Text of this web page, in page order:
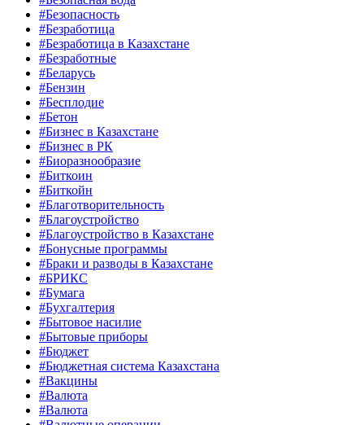
#Безопасность
#Безработица
#Безработица в Казахстане
#Безработные
#Беларусь
#Бензин
#Бесплодие
#Бетон
#Бизнес в Казахстане
#Бизнес в РК
#Биоразнообразие
#Биткоин
#Биткойн
#Благотворительность
#Благоустройство
#Благоустройство в Казахстане
#Бонусные программы
#Браки и разводы в Казахстане
#БРИКС
#Бумага
#Бухгалтерия
#Бытовое насилие
#Бытовые приборы
#Бюджет
#Бюджетная система Казахстана
#Вакцины
#Валюта
#Валюта